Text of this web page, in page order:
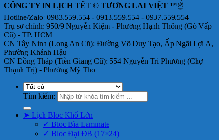
CÔNG TY IN LỊCH TẾT © TƯƠNG LAI VIỆT ™☝️
Hotline/Zalo: 0983.559.554 - 0913.559.554 - 0937.559.554
Trụ sở chính: 950/9 Nguyễn Kiệm - Phường Hạnh Thông (Gò Vấp
Cũ) - TP. HCM
CN Tây Ninh (Long An Cũ): Đường Võ Duy Tạo, Ấp Ngãi Lợi A,
Phường Khánh Hậu
CN Đồng Tháp (Tiền Giang Cũ): 554 Nguyễn Tri Phương (Chợ
Thạnh Trị) - Phường Mỹ Tho
Tìm kiếm:
➤ Lịch Bloc Khổ Lớn
✓ Bloc Bìa Laminate
✓ Bloc Đại ĐB (17×24)